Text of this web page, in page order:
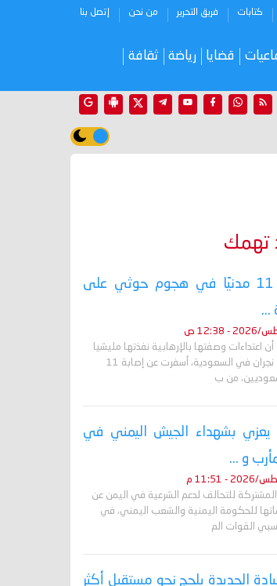
كتابات فريق التحرير من نحن إتصل بنا
قضايا رياضة ثقافة
تهمك
عاجل / إصابة 11 مدنيًا في هجوم حوثي على
...
اعتداءات وصفتها بالإرهابية نفذتها مليشيا
الحوثي على منطقة نجران في السعودية، أسفرت عن إصابة 11
من ب
يعزي بشهداء الجيش اليمني في
و ...
المشتركة للتحالف لدعم الشرعية في اليمن عن
للحكومة اليمنية والشعب اليمني، في
القوات الم
الجديدة بلحج نحو مستقبل أكثر